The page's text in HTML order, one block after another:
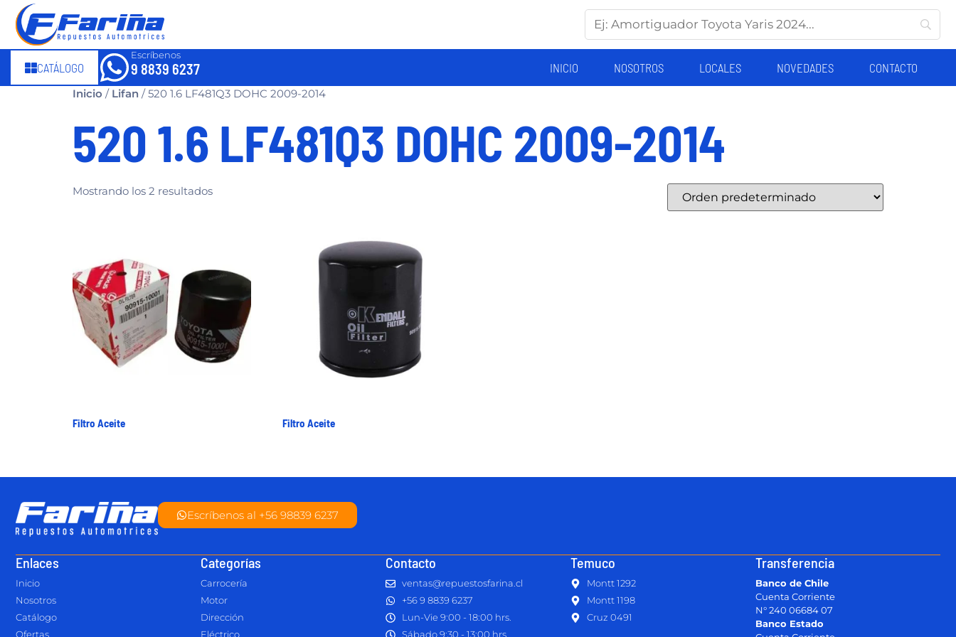
CATÁLOGO
Escríbenos
9 8839 6237 INICIO NOSOTROS LOCALES NOVEDADES CONTACTO
Inicio / Lifan / 520 1.6 LF481Q3 DOHC 2009-2014
520 1.6 LF481Q3 DOHC 2009-2014
Mostrando los 2 resultados
Filtro Aceite Filtro Aceite
Escríbenos al +56 98839 6237
Enlaces
Inicio
Nosotros
Catálogo
Ofertas
Categorías
Carrocería
Motor
Dirección
Eléctrico
Contacto
ventas@repuestosfarina.cl
+56 9 8839 6237
Lun-Vie 9:00 - 18:00 hrs.
Sábado 9:30 - 13:00 hrs.
Temuco
Montt 1292
Montt 1198
Cruz 0491
Transferencia
Banco de Chile
Cuenta Corriente
N° 240 06684 07
Banco Estado